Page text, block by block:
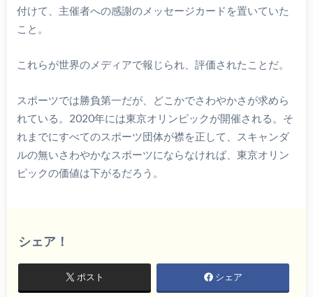
付けて、主催者への感謝のメッセージカードを置いていた
こと。
これらが世界のメディアで報じられ、評価されたことだ。
スポーツでは勝負第一だが、どこかでさわやかさが求めら
れている。2020年には東京オリンピックが開催される。そ
れまでにすべてのスポーツ団体が襟を正して、スキャンダ
ルの無いさわやかなスポーツにならなければ、東京オリン
ピックの価値は下がるだろう。
シェア！
ポスト シェア